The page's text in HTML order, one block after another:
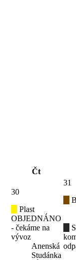
Čt
30
Plast
OBJEDNÁNO
- čekáme na
vývoz
Anenská
Studánka
31